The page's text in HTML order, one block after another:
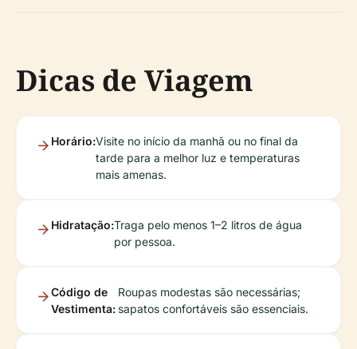
Dicas de Viagem
Horário:Visite no início da manhã ou no final da
tarde para a melhor luz e temperaturas
mais amenas.
Hidratação:Traga pelo menos 1–2 litros de água
por pessoa.
Código de
Vestimenta:
Roupas modestas são necessárias;
sapatos confortáveis são essenciais.